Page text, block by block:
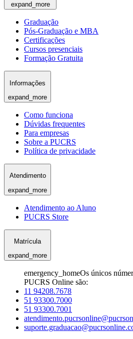
expand_more
Graduação
Pós-Graduação e MBA
Certificações
Cursos presenciais
Formação Gratuita
Informações
expand_more
Como funciona
Dúvidas frequentes
Para empresas
Sobre a PUCRS
Política de privacidade
Atendimento
expand_more
Atendimento ao Aluno
PUCRS Store
Matrícula
expand_more
emergency_homeOs únicos
PUCRS Online são:
11 94208.7678
51 93300.7000
51 93300.7001